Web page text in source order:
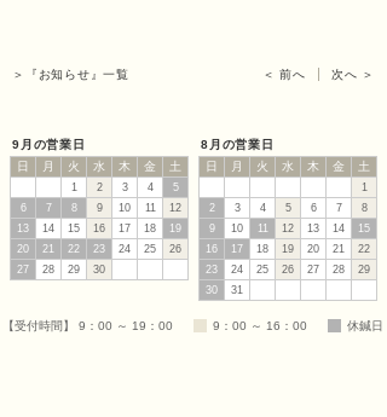
福匠
庵
＞『お知らせ』一覧 ＜ 前へ 次へ ＞
9月の営業日
日
月 火 水 木 金 土
1 2 3 4
5
6
7 8 9 10 11
12
13
14 15 16 17 18
19
20
21 22 23 24 25
26
27
28 29 30
8月の営業日
日
月 火 水 木 金 土
1
2
3 4 5 6 7
8
9
10 11 12 13 14
15
16
17 18 19 20 21
22
23
24 25 26 27 28
29
30
31
【受付時間】 9：00 ～ 19：00 9：00 ～ 16：00 休鍼日